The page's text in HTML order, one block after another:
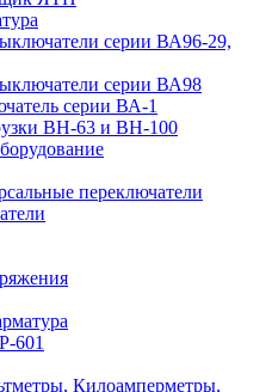
серии ВА96-29,
серии ВА98
серии ВА-1
ВН-63 и ВН-100
переключатели
601
Килоамперметры,